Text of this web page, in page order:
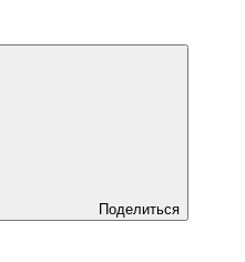
Поделиться